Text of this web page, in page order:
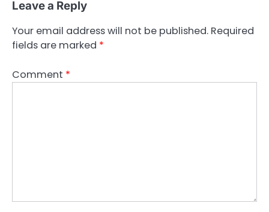
Leave a Reply
Your email address will not be published. Required
fields are marked *
Comment *